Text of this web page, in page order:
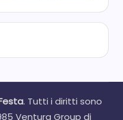
. Tutti i diritti sono
Ventura Group di